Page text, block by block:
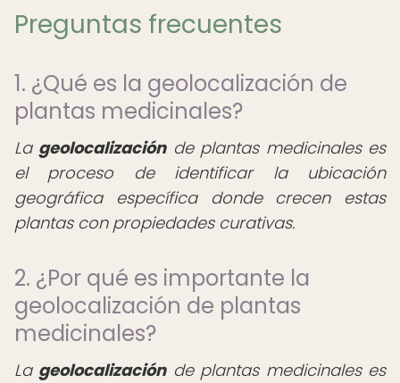
Preguntas frecuentes
1. ¿Qué es la geolocalización de
plantas medicinales?
La geolocalizaciónde plantas medicinales es
el proceso de identificar la ubicación
geográfica específica donde crecen estas
plantas con propiedades curativas.
2. ¿Por qué es importante la
geolocalización de plantas
medicinales?
La geolocalizaciónde plantas medicinales es